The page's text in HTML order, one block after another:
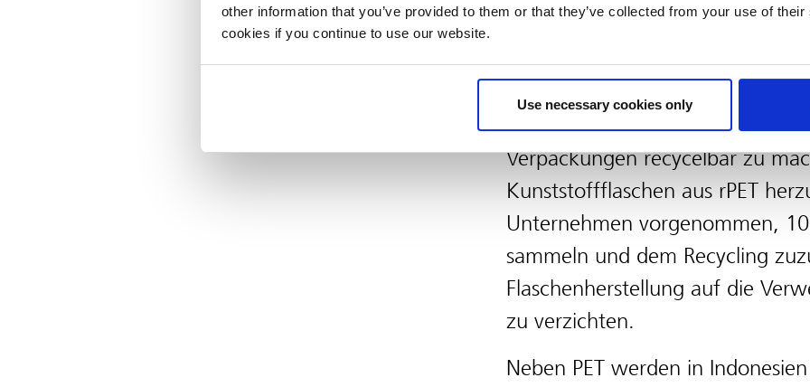
other information that you’ve provided to them or that they’ve collected from your use of
cookies if you continue to use our website.
Use necessary cookies only
gesammelt. Die verbleibenden
Systeme wie sogenannte
Sammelmethoden beschafft.
CCEP Indonesia hat sich zum
Verpackungen recycelbar zu
Kunststoffflaschen aus rPET
Unternehmen vorgenommen,
sammeln und dem Recycling
Flaschenherstellung auf die
zu verzichten.
Neben PET werden in